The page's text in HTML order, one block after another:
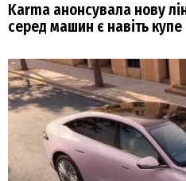
Karma анонсувала нову
серед машин є навіть купе